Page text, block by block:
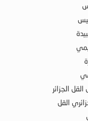
الجزائر
القل